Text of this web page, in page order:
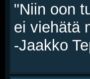
"Niin oon
ei viehätä
-Jaakko